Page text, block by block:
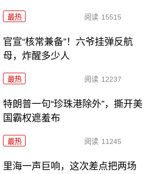
最热 阅读 15515
官宣“核常兼备”！六爷挂弹反航
母，炸醒多少人
最热 阅读 12237
特朗普一句“珍珠港除外”，撕开美
国霸权遮羞布
最热 阅读 11245
里海一声巨响，这次差点把两场